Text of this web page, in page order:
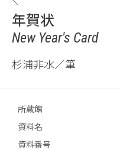
年賀状
New Year's Card
杉浦非水／筆
所蔵館
資料名
資料番号